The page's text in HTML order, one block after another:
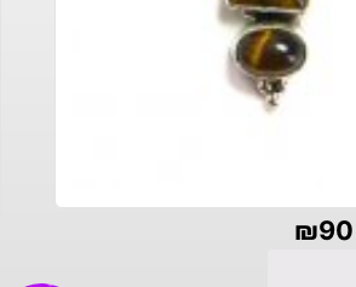
₪90